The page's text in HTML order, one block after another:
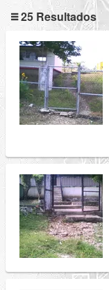
25 Resultados